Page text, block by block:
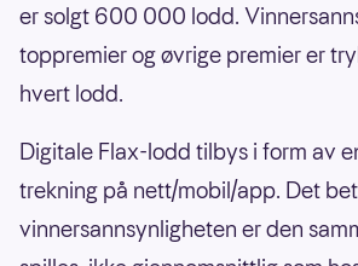
er solgt 600 000 lodd.
toppremier og øvrige premier er
hvert lodd.
Digitale Flax-lodd tilbys i form av
trekning på nett/mobil/app. Det
vinnersannsynligheten er den